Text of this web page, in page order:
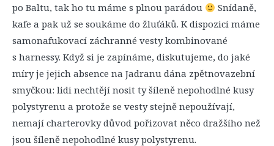
po Baltu, tak ho tu máme s plnou parádou
Snídaně,
kafe a pak už se soukáme do žluťáků. K dispozici máme
samonafukovací záchranné vesty kombinované
s harnessy. Když si je zapínáme, diskutujeme, do jaké
míry je jejich absence na Jadranu dána zpětnovazební
smyčkou: lidi nechtějí nosit ty šíleně nepohodlné kusy
polystyrenu a protože se vesty stejně nepoužívají,
nemají charterovky důvod pořizovat něco dražšího než
jsou šíleně nepohodlné kusy polystyrenu.